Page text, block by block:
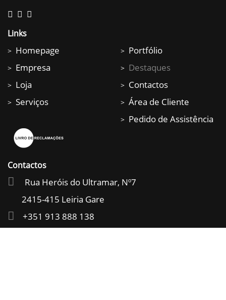
Links
> Homepage
> Empresa
> Loja
> Serviços
> Portfólio
> Destaques
> Contactos
> Área de Cliente
> Pedido de Assistência
Contactos
Rua Heróis do Ultramar, Nº7
2415-415 Leiria Gare
+351 913 888 138